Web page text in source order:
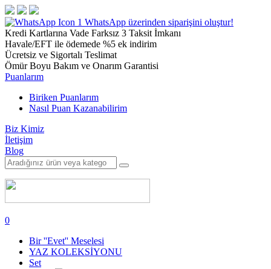
1 WhatsApp üzerinden siparişini oluştur!
Kredi Kartlarına Vade Farksız 3 Taksit İmkanı
Havale/EFT ile ödemede %5 ek indirim
Ücretsiz ve Sigortalı Teslimat
Ömür Boyu Bakım ve Onarım Garantisi
Puanlarım
Biriken Puanlarım
Nasıl Puan Kazanabilirim
Biz Kimiz
İletişim
Blog
0
Bir ''Evet'' Meselesi
YAZ KOLEKSİYONU
Set